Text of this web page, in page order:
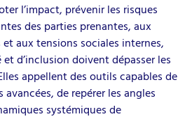
l’impact, prévenir les risques
des parties prenantes, aux
aux tensions sociales internes,
d’inclusion doivent dépasser les
appellent des outils capables de
de repérer les angles
systémiques de